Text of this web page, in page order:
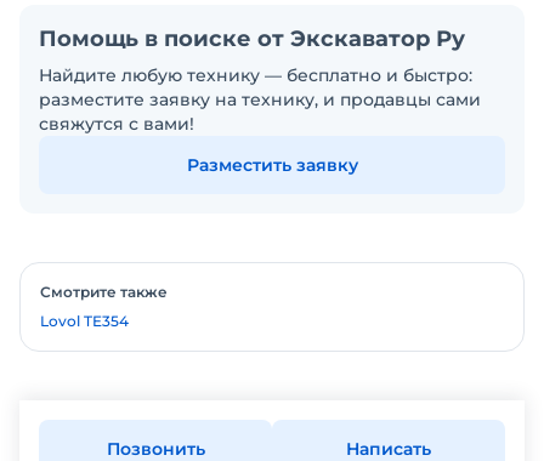
Помощь в поиске от Экскаватор Ру
Найдите любую технику — бесплатно и быстро:
разместите заявку на технику, и продавцы сами
свяжутся с вами!
Разместить заявку
Смотрите также
Lovol TE354
Позвонить Написать